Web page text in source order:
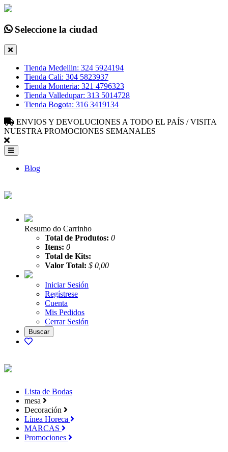
Seleccione la ciudad
Tienda Medellin: 324 5924194
Tienda Cali: 304 5823937
Tienda Monteria: 321 4796323
Tienda Valledupar: 313 5014728
Tienda Bogota: 316 3419134
ENVIOS Y DEVOLUCIONES A TODO EL PAÍS / VISITA
NUESTRA PROMOCIONES SEMANALES
Blog
Resumo do Carrinho
Total de Produtos: 0
Itens: 0
Total de Kits:
Valor Total: $ 0,00
Iniciar Sesión
Regístrese
Cuenta
Mis Pedidos
Cerrar Sesión
Lista de Bodas
mesa
Decoración
Línea Horeca
MARCAS
Promociones